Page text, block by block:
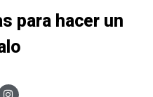
para hacer un